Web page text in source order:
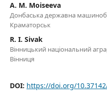
A. M. Moiseeva
Донбаська державна
Краматорськ
R. I. Sivak
Вінницький національний
Вінниця
DOI: https://doi.org/